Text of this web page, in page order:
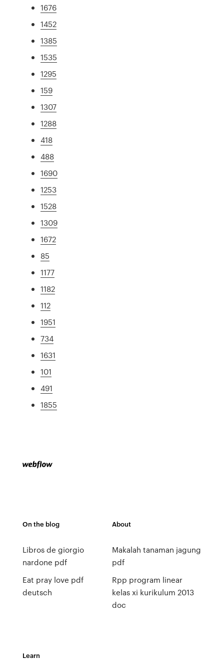
1676
1452
1385
1535
1295
159
1307
1288
418
488
1690
1253
1528
1309
1672
85
1177
1182
112
1951
734
1631
101
491
1855
On the blog
Libros de giorgio
nardone pdf
Eat pray love pdf
deutsch
About
Makalah tanaman jagung
pdf
Rpp program linear
kelas xi kurikulum 2013
doc
Learn